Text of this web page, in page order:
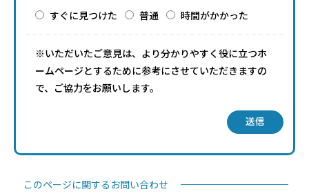
すぐに見つけた
普通 時間がかかった
※いただいたご意見は、より分かりやすく役に立つホ
ームページとするために参考にさせていただきますの
で、ご協力をお願いします。
送信
このページに関するお問い合わせ